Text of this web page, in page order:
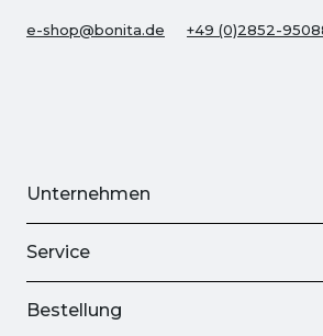
e-shop@bonita.de +49 (0)2852-
Unternehmen
Service
Bestellung